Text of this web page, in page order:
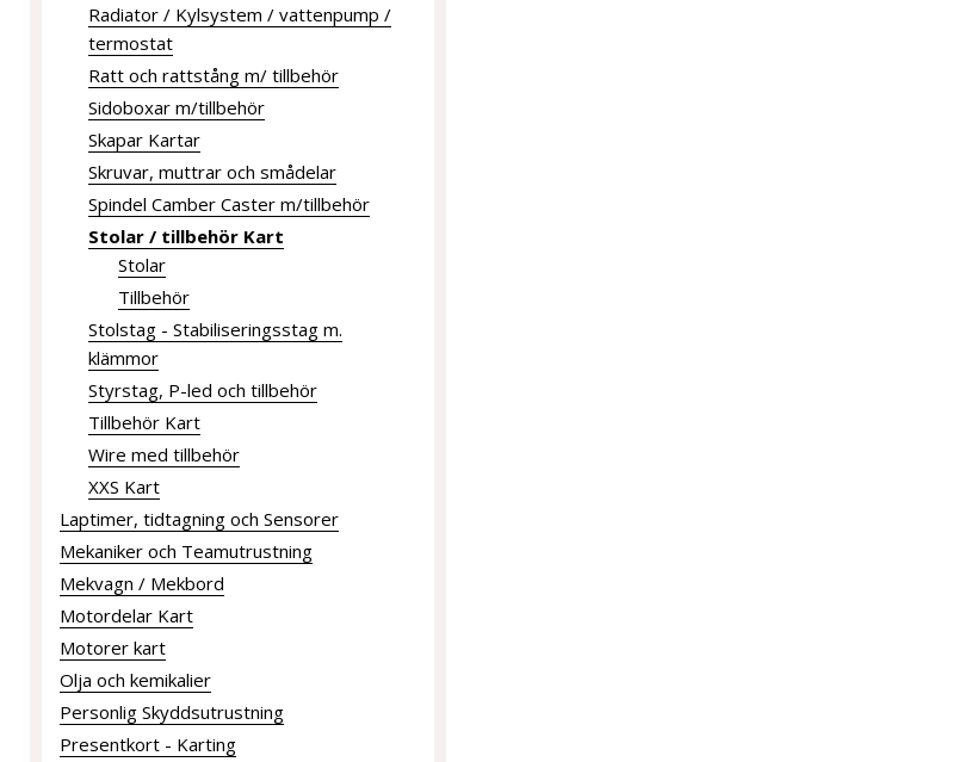
Radiator / Kylsystem / vattenpump /
termostat
Ratt och rattstång m/ tillbehör
Sidoboxar m/tillbehör
Skapar Kartar
Skruvar, muttrar och smådelar
Spindel Camber Caster m/tillbehör
Stolar / tillbehör Kart
Stolar
Tillbehör
Stolstag - Stabiliseringsstag m.
klämmor
Styrstag, P-led och tillbehör
Tillbehör Kart
Wire med tillbehör
XXS Kart
Laptimer, tidtagning och Sensorer
Mekaniker och Teamutrustning
Mekvagn / Mekbord
Motordelar Kart
Motorer kart
Olja och kemikalier
Personlig Skyddsutrustning
Presentkort - Karting